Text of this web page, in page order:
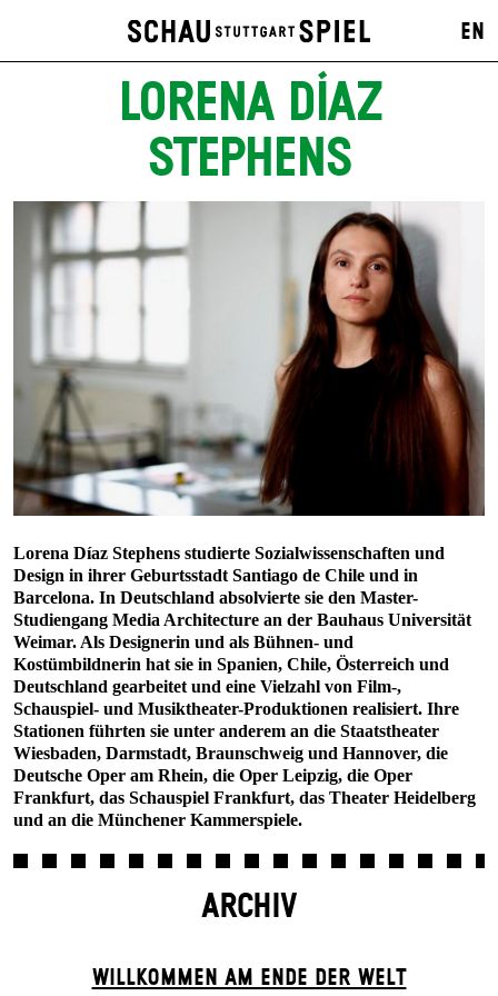
EN
LORENA DÍAZ
STEPHENS
Lorena Díaz Stephens studierte Sozialwissenschaften und
Design in ihrer Geburtsstadt Santiago de Chile und in
Barcelona. In Deutschland absolvierte sie den Master-
Studiengang Media Architecture an der Bauhaus Universität
Weimar. Als Designerin und als Bühnen- und
Kostümbildnerin hat sie in Spanien, Chile, Österreich und
Deutschland gearbeitet und eine Vielzahl von Film-,
Schauspiel- und Musiktheater-Produktionen realisiert. Ihre
Stationen führten sie unter anderem an die Staatstheater
Wiesbaden, Darmstadt, Braunschweig und Hannover, die
Deutsche Oper am Rhein, die Oper Leipzig, die Oper
Frankfurt, das Schauspiel Frankfurt, das Theater Heidelberg
und an die Münchener Kammerspiele.
ARCHIV
WILLKOMMEN AM ENDE DER WELT